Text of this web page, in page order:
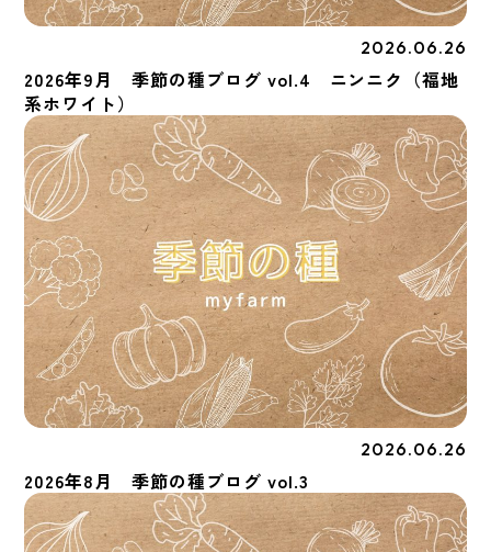
2026.06.26
2026年9月 季節の種ブログ vol.4 ニンニク（福地
系ホワイト）
2026.06.26
2026年8月 季節の種ブログ vol.3